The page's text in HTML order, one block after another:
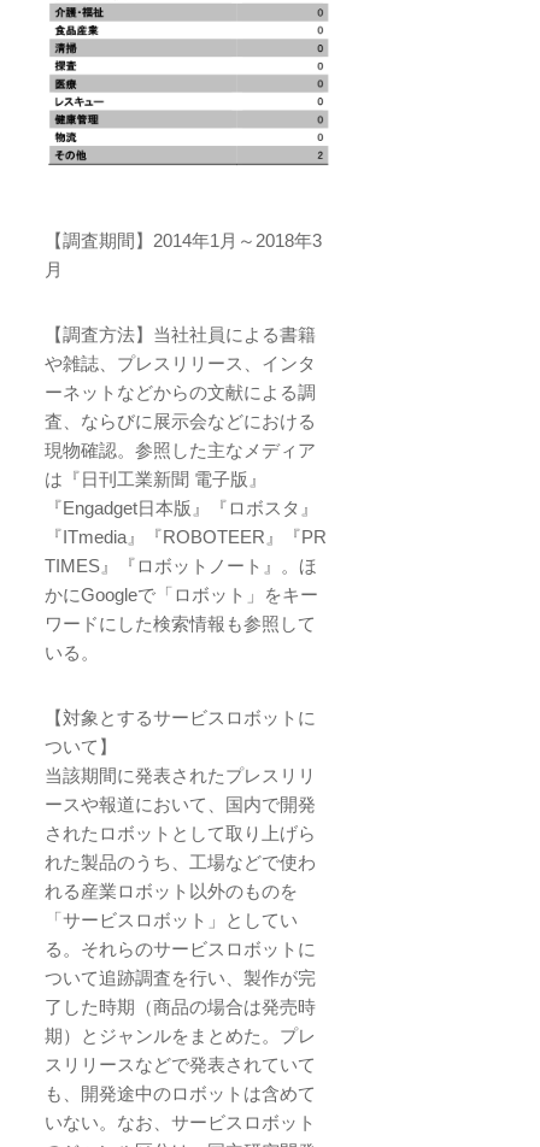
【調査期間】2014年1月～2018年3
月
【調査方法】当社社員による書籍
や雑誌、プレスリリース、インタ
ーネットなどからの文献による調
査、ならびに展示会などにおける
現物確認。参照した主なメディア
は『日刊工業新聞 電子版』
『Engadget日本版』『ロボスタ』
『ITmedia』『ROBOTEER』『PR
TIMES』『ロボットノート』。ほ
かにGoogleで「ロボット」をキー
ワードにした検索情報も参照して
いる。
【対象とするサービスロボットに
ついて】
当該期間に発表されたプレスリリ
ースや報道において、国内で開発
されたロボットとして取り上げら
れた製品のうち、工場などで使わ
れる産業ロボット以外のものを
「サービスロボット」としてい
る。それらのサービスロボットに
ついて追跡調査を行い、製作が完
了した時期（商品の場合は発売時
期）とジャンルをまとめた。プレ
スリリースなどで発表されていて
も、開発途中のロボットは含めて
いない。なお、サービスロボット